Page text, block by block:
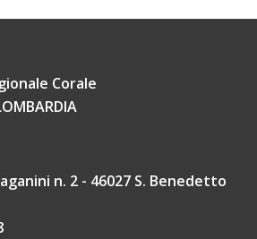
Corale
n. 2 - 46027 S. Benedetto